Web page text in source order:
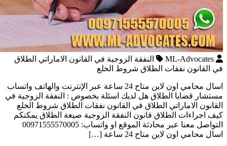
ML-Advocates
النفقة الزوجية في القانون الاماراتي الطلاق
في القانون نفقات الطلاق شروط الخلع
اسال محامي اون لاين متاح 24 ساعة عبر الإنترنت والهاتف واتساب
مستشار قضايا الطلاق هل لديك اسئلة بخصوص : النفقة الزوجية في
القانون الاماراتي الطلاق في القانون نفقات الطلاق شروط الخلع
كيف اجراءات الطلاق قانون النفقة الزوجية صيغة الطلاق يمكنكم
التواصل معنا عبر محادثة الموقع او واتساب: 00971555570005
اسال محامي اون لاين متاح 24 ساعة […]